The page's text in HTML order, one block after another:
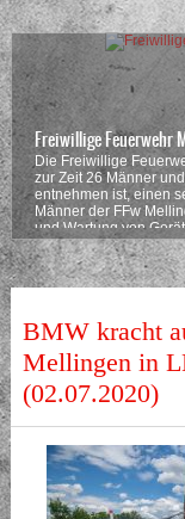
Freiwillige Feuerwehr
Die Freiwillige
zur Zeit 26 Männer
entnehmen ist, einen
Männer der FFw
und Wartung von
BMW kracht
Mellingen in
(02.07.2020)